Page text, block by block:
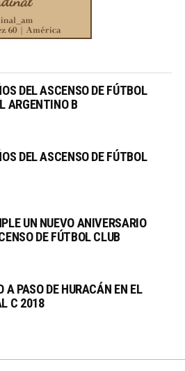
DEL ASCENSO DE FÚTBOL
ARGENTINO B
DEL ASCENSO DE FÚTBOL
UN NUEVO ANIVERSARIO
DE FÚTBOL CLUB
A PASO DE HURACÁN EN EL
C 2018